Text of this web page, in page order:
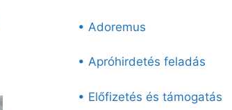
• Adoremus
• Apróhirdetés feladás
• Előfizetés és támogatás